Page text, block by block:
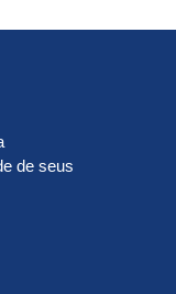
de seus